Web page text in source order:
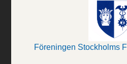
Föreningen Stockholms